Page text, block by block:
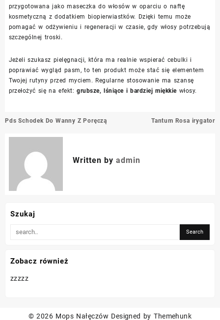
przygotowana jako maseczka do włosów w oparciu o naftę
kosmetyczną z dodatkiem biopierwiastków. Dzięki temu może
pomagać w odżywieniu i regeneracji w czasie, gdy włosy potrzebują
szczególnej troski.
Jeżeli szukasz pielęgnacji, która ma realnie wspierać cebulki i
poprawiać wygląd pasm, to ten produkt może stać się elementem
Twojej rutyny przed myciem. Regularne stosowanie ma szansę
przełożyć się na efekt:grubsze, lśniące i bardziej miękkiewłosy.
Nawigacja
Pds Schodek Do Wanny Z Poręczą Tantum Rosa irygator
Written by admin
Szukaj
Zobacz również
zzzzz
© 2026 Mops Nałęczów Designed by Themehunk